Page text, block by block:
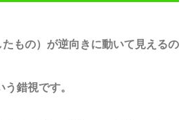
もの）が逆向きに動いて見えるの
う錯視です。